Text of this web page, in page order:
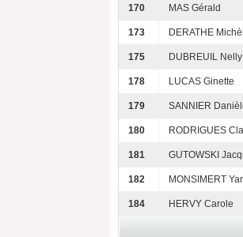
170 MAS Gérald
173 DERATHE
175 DUBREUIL Nelly
178 LUCAS Ginette
179 SANNIER
180 RODRIGUES
181 GUTOWSKI
182 MONSIMERT
184 HERVY Carole